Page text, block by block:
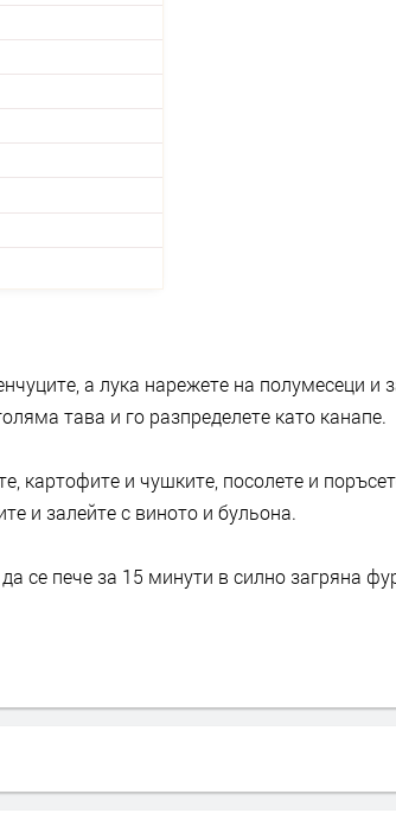
а лука нарежете на полумесеци и
тава и го разпределете като канапе.
картофите и чушките, посолете и
и залейте с виното и бульона.
се пече за 15 минути в силно загряна